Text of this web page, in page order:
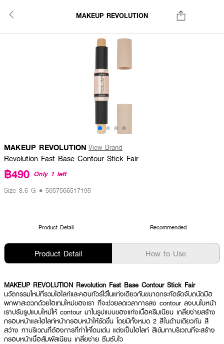
MAKEUP REVOLUTION
MAKEUP REVOLUTION View Brand
Revolution Fast Base Contour Stick Fair
฿490 Only 1 left
Size 8.6 G • 5057566517195
Product Detail Recommended
Product Detail How to Use
MAKEUP REVOLUTION Revolution Fast Base Contour Stick Fair
นวัตกรรมใหม่ที่รวมไฮไลท์และคอนทัวร์ไว้ในแท่งเดียวกันขนาดกระทัดรัดจับถนัดมือ
พกพาสะดวกด้วยไอเทมใหม่ของเรา ที่จะช่วยลดเวลาการลง contour ลงบนใบหน้า
เราปรับรูปแบบใหม่ให้ contour มาในรูปแบบของแท่งเนื้อครีมเนียน เกลี่ยง่ายสร้าง
กรอบหน้าและไฮไลท์หน้ากรอบหน้าให้ชัดขึ้น โดยมีทั้งหมด 2 สีในด้ามเดียวกัน สี
สว่าง ทาบริเวณที่ต้องการที่ทำให้โดนเด่น แต่งเป็นไฮไลท์ สีเข้มทาบริเวณที่จะสร้าง
กรอบหน้าเนื้อสัมผัสเนียน เกลี่ยง่าย ซึมซับไว